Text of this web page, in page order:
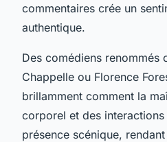
commentaires crée un
authentique.
Des comédiens renommés
Chappelle ou Florence
brillamment comment la
corporel et des
présence scénique,